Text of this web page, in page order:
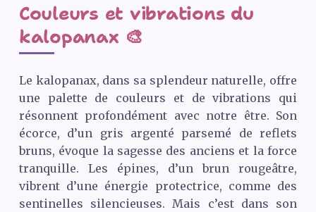
Couleurs et vibrations du
kalopanax 🎨
Le kalopanax, dans sa splendeur naturelle, offre
une palette de couleurs et de vibrations qui
résonnent profondément avec notre être. Son
écorce, d’un gris argenté parsemé de reflets
bruns, évoque la sagesse des anciens et la force
tranquille. Les épines, d’un brun rougeâtre,
vibrent d’une énergie protectrice, comme des
sentinelles silencieuses. Mais c’est dans son